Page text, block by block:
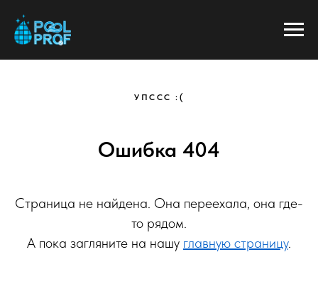
УПССС :(
Ошибка 404
Страница не найдена. Она переехала, она где-
то рядом.
А пока загляните на нашу главную страницу.